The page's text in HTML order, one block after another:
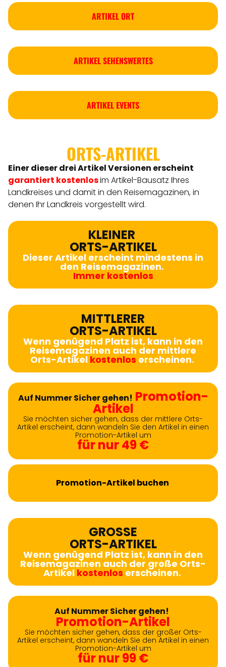
ARTIKEL ORT
ARTIKEL SEHENSWERTES
ARTIKEL EVENTS
ORTS-ARTIKEL
Einer dieser drei Artikel Versionen erscheint
garantiert kostenlosim Artikel-Bausatz Ihres
Landkreises und damit in den Reisemagazinen, in
denen Ihr Landkreis vorgestellt wird.
KLEINER
ORTS-ARTIKEL
Dieser Artikel erscheint mindestens in
den Reisemagazinen.
Immer kostenlos
MITTLERER
ORTS-ARTIKEL
Wenn genügend Platz ist, kann in den
Reisemagazinen auch der mittlere
Orts-Artikel kostenlos erscheinen.
Auf Nummer Sicher gehen! Promotion-
Artikel
Sie möchten sicher gehen, dass der mittlere Orts-
Artikel erscheint, dann wandeln Sie den Artikel in einen
Promotion-Artikel um
für nur 49 €
Promotion-Artikel buchen
GROSSE
ORTS-ARTIKEL
Wenn genügend Platz ist, kann in den
Reisemagazinen auch der große Orts-
Artikel kostenlos erscheinen.
Auf Nummer Sicher gehen!
Promotion-Artikel
Sie möchten sicher gehen, dass der großer Orts-
Artikel erscheint, dann wandeln Sie den Artikel in einen
Promotion-Artikel um
für nur 99 €